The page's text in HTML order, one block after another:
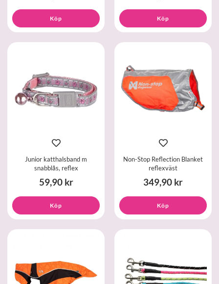
Köp Köp
Junior katthalsband m
snabblås, reflex
59,90 kr
Köp
Non-Stop Reflection Blanket
reflexväst
349,90 kr
Köp